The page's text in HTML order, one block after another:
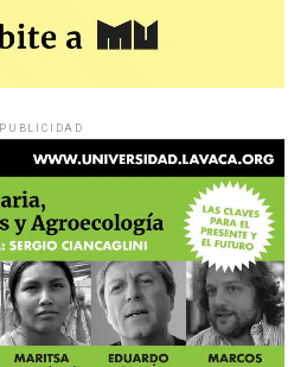
PUBLICIDAD